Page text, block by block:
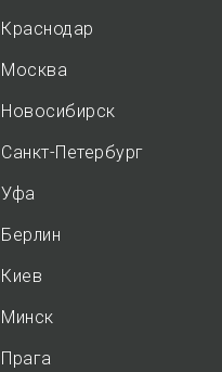
Краснодар
Москва
Новосибирск
Санкт-Петербург
Уфа
Берлин
Киев
Минск
Прага